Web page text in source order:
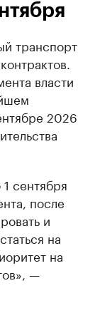
транспорт
власти
2026
сентября
после
и
на
на
—